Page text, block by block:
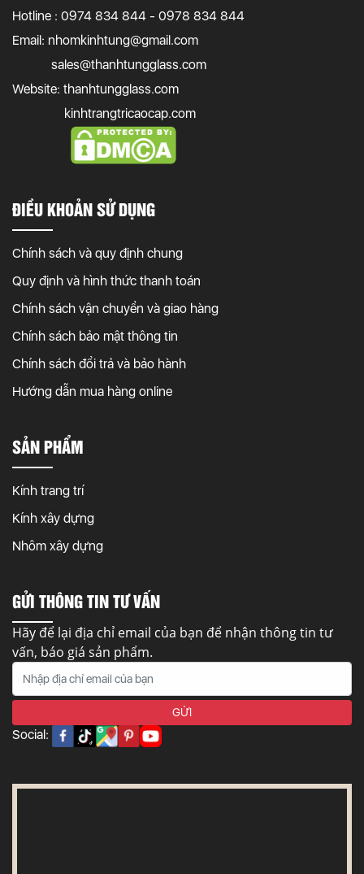
Hotline : 0974 834 844 - 0978 834 844
Email: nhomkinhtung@gmail.com
sales@thanhtungglass.com
Website: thanhtungglass.com
kinhtrangtricaocap.com
ĐIỀU KHOẢN SỬ DỤNG
Chính sách và quy định chung
Quy định và hình thức thanh toán
Chính sách vận chuyển và giao hàng
Chính sách bảo mật thông tin
Chính sách đổi trả và bảo hành
Hướng dẫn mua hàng online
SẢN PHẨM
Kính trang trí
Kính xây dựng
Nhôm xây dựng
GỬI THÔNG TIN TƯ VẤN
Hãy để lại địa chỉ email của bạn để nhận thông tin tư
vấn, báo giá sản phẩm.
Social: